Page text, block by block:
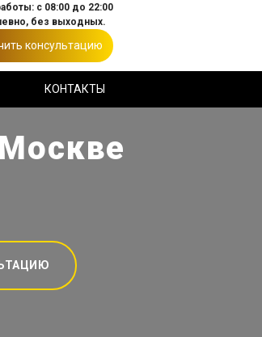
с 08:00 до 22:00
без выходных.
консультацию
КОНТАКТЫ